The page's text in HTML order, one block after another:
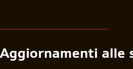
Aggiornamenti alle